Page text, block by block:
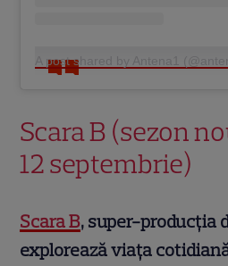
A post shared by Antena1
Scara B (sezon
12 septembrie)
Scara B, super-producția
explorează viața